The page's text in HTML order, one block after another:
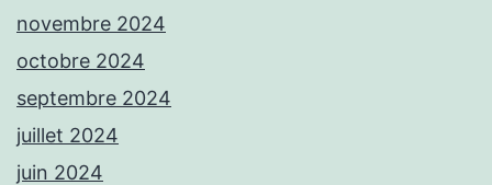
novembre 2024
octobre 2024
septembre 2024
juillet 2024
juin 2024